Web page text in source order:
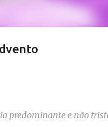
predominante e não